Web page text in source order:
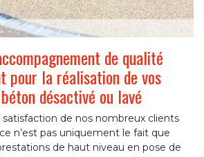
de qualité
pour la réalisation de vos
désactivé ou lavé
satisfaction de nos nombreux clients
n’est pas uniquement le fait que
de haut niveau en pose de